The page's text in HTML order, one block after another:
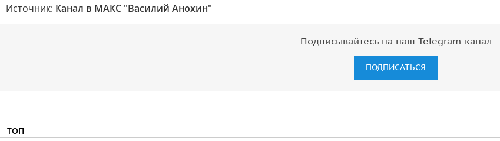
Источник: Канал в МАКС "Василий Анохин"
Подписывайтесь на наш Telegram-канал
ПОДПИСАТЬСЯ
ТОП